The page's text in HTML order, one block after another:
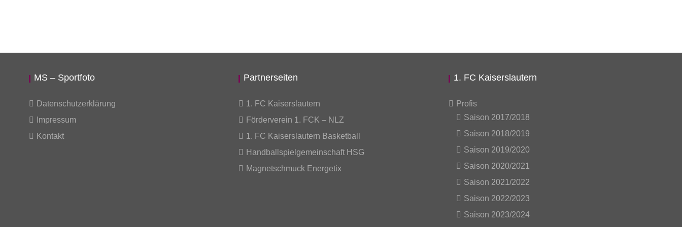
MS – Sportfoto
Datenschutzerklärung
Impressum
Kontakt
Partnerseiten
1. FC Kaiserslautern
Förderverein 1. FCK – NLZ
1. FC Kaiserslautern Basketball
Handballspielgemeinschaft HSG
Magnetschmuck Energetix
1. FC Kaiserslautern
Profis
Saison 2017/2018
Saison 2018/2019
Saison 2019/2020
Saison 2020/2021
Saison 2021/2022
Saison 2022/2023
Saison 2023/2024